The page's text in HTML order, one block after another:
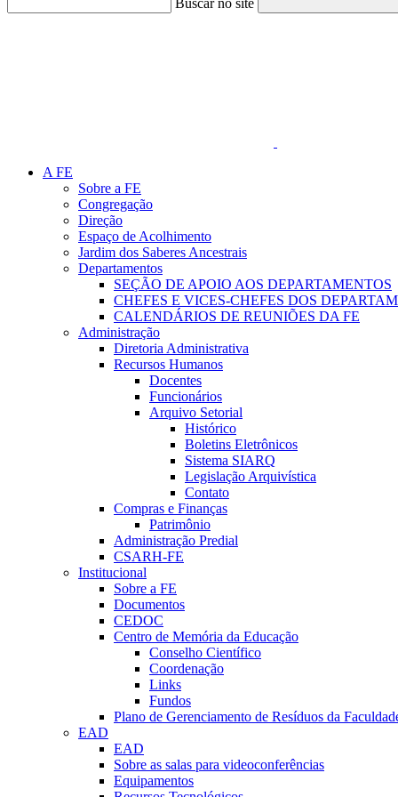
Buscar no site
A FE
Sobre a FE
Congregação
Direção
Espaço de Acolhimento
Jardim dos Saberes Ancestrais
Departamentos
SEÇÃO DE APOIO AOS DEPARTAMENTOS
CHEFES E VICES-CHEFES DOS
CALENDÁRIOS DE REUNIÕES DA FE
Administração
Diretoria Administrativa
Recursos Humanos
Docentes
Funcionários
Arquivo Setorial
Histórico
Boletins Eletrônicos
Sistema SIARQ
Legislação Arquivística
Contato
Compras e Finanças
Patrimônio
Administração Predial
CSARH-FE
Institucional
Sobre a FE
Documentos
CEDOC
Centro de Memória da Educação
Conselho Científico
Coordenação
Links
Fundos
Plano de Gerenciamento de Resíduos da
EAD
EAD
Sobre as salas para videoconferências
Equipamentos